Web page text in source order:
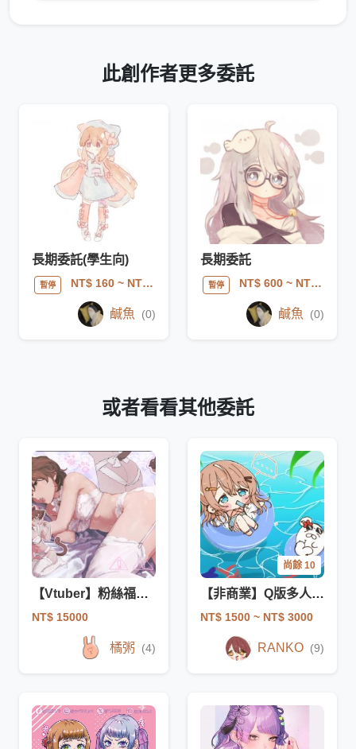
此創作者更多委託
長期委託(學生向)
暫停 NT$ 160~ NT$ 480
鹹魚 (0)
長期委託
暫停 NT$ 600~ NT$ 2500
鹹魚 (0)
或者看看其他委託
【Vtuber】粉絲福利圖
NT$ 15000
橘粥 (4)
尚餘 10
【非商業】Q版多人(有背景)委託
NT$ 1500 ~ NT$ 3000
RANKO (9)